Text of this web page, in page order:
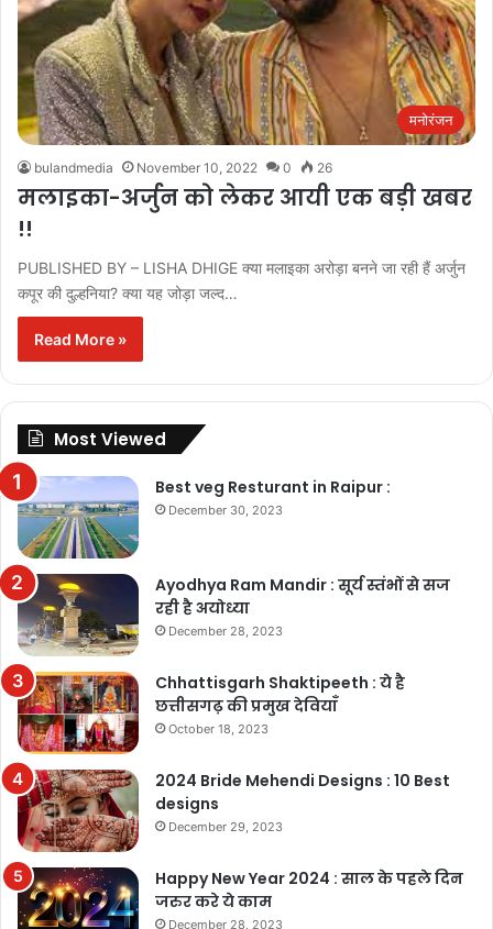
मनोरंजन
bulandmedia November 10, 2022 0 26
मलाइका-अर्जुन को लेकर आयी एक बड़ी खबर
!!
PUBLISHED BY – LISHA DHIGE क्या मलाइका अरोड़ा बनने जा रही हैं अर्जुन
कपूर की दुल्हनिया? क्या यह जोड़ा जल्द…
Read More »
Most Viewed
Best veg Resturant in Raipur :
December 30, 2023
Ayodhya Ram Mandir : सूर्य स्तंभों से सज
रही है अयोध्या
December 28, 2023
Chhattisgarh Shaktipeeth : ये है
छत्तीसगढ़ की प्रमुख देवियाँ
October 18, 2023
2024 Bride Mehendi Designs : 10 Best
designs
December 29, 2023
Happy New Year 2024 : साल के पहले दिन
जरुर करे ये काम
December 28, 2023